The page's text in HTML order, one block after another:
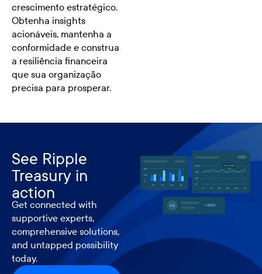
crescimento estratégico.
Obtenha insights
acionáveis, mantenha a
conformidade e construa
a resiliência financeira
que sua organização
precisa para prosperar.
See Ripple
Treasury in
action
Get connected with
supportive experts,
comprehensive solutions,
and untapped possibility
today.